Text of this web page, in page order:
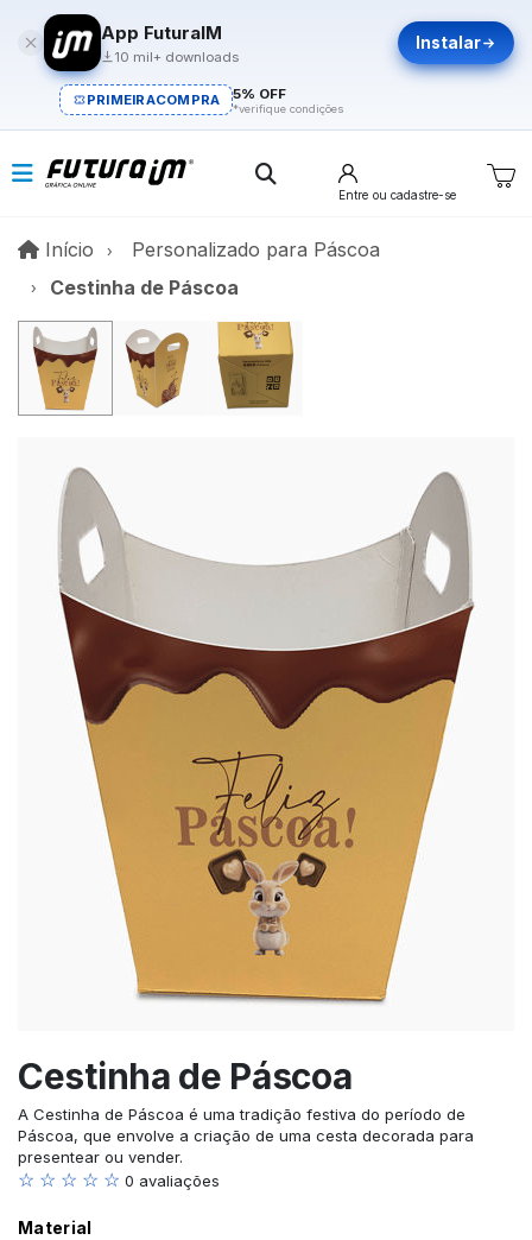
App FuturaIM
10 mil+ downloads
Instalar
PRIMEIRACOMPRA 5% OFF
*verifique condições
Entre ou cadastre-se
Início InícioPersonalizado para Páscoa​
Cestinha de Páscoa
Cestinha de Páscoa
A Cestinha de Páscoa é uma tradição festiva do período de
Páscoa, que envolve a criação de uma cesta decorada para
presentear ou vender.
☆ ☆ ☆ ☆ ☆ 0 avaliações
Material